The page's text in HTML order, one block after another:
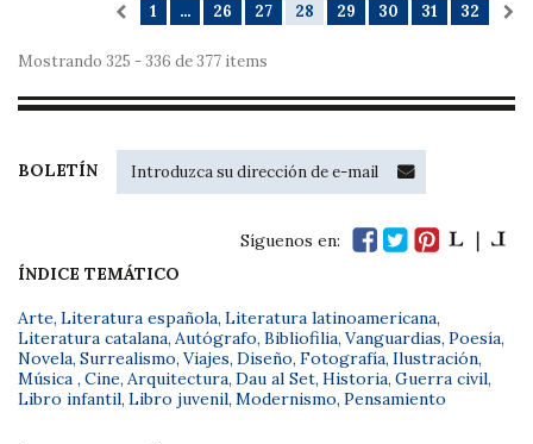
1 ... 26 27 28 29 30 31 32
Mostrando 325 - 336 de 377 items
BOLETÍN
Síguenos en:
ÍNDICE TEMÁTICO
Arte, Literatura española, Literatura latinoamericana,
Literatura catalana, Autógrafo, Bibliofilia, Vanguardias, Poesía,
Novela, Surrealismo, Viajes, Diseño, Fotografía, Ilustración,
Música , Cine, Arquitectura, Dau al Set, Historia, Guerra civil,
Libro infantil, Libro juvenil, Modernismo, Pensamiento